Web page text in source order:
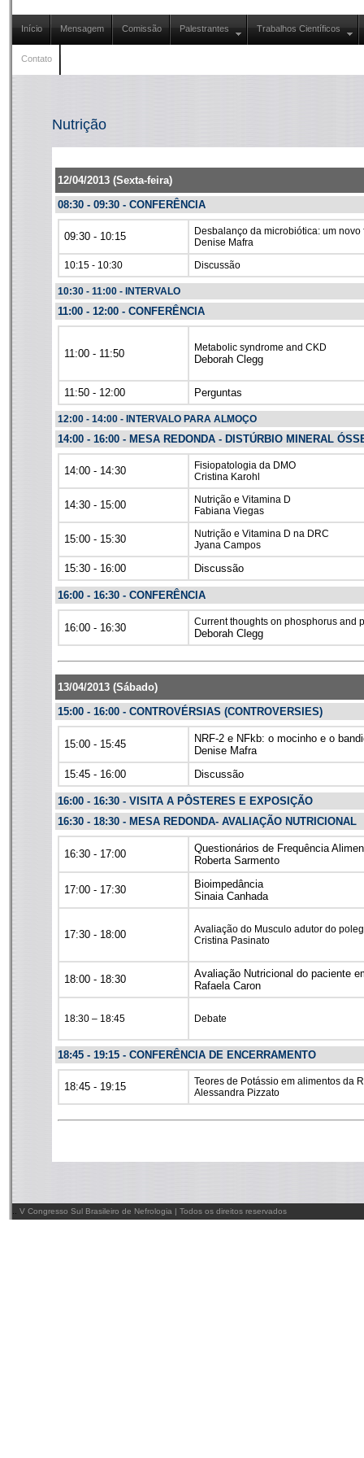
Início Mensagem Comissão Palestrantes Trabalhos Científicos
Contato
Nutrição
12/04/2013 (Sexta-feira)
08:30 - 09:30 - CONFERÊNCIA
09:30 - 10:15
Desbalanço da microbiótica: um
Denise Mafra
10:15 - 10:30
Discussão
10:30 - 11:00 - INTERVALO
11:00 - 12:00 - CONFERÊNCIA
11:00- 11:50 Metabolic syndrome and CKD
Deborah Clegg
11:50- 12:00 Perguntas
12:00 - 14:00 - INTERVALO PARA ALMOÇO
14:00 - 16:00 - MESA REDONDA - DISTÚRBIO MINERAL
14:00 - 14:30
Fisiopatologia da DMO
Cristina Karohl
14:30 - 15:00
Nutrição e Vitamina D
Fabiana Viegas
15:00 - 15:30
Nutrição e Vitamina D na DRC
Jyana Campos
15:30 - 16:00 Discussão
16:00 - 16:30 - CONFERÊNCIA
16:00 - 16:30 Current thoughts on phosphorus and
Deborah Clegg
13/04/2013 (Sábado)
15:00 - 16:00 - CONTROVÉRSIAS (CONTROVERSIES)
15:00 - 15:45
NRF-2 e NFkb: o mocinho e o
Denise Mafra
15:45 - 16:00
Discussão
16:00 - 16:30 - VISITA A PÔSTERES E EXPOSIÇÃO
16:30 - 18:30 - MESA REDONDA- AVALIAÇÃO NUTRICIONAL
16:30 - 17:00
Questionários de Frequência
Roberta Sarmento
17:00 - 17:30
Bioimpedância
Sinaia Canhada
17:30 - 18:00
Avaliação do Musculo adutor do
Cristina Pasinato
18:00 - 18:30
Avaliação Nutricional do paciente
Rafaela Caron
18:30 – 18:45 Debate
18:45 - 19:15 - CONFERÊNCIA DE ENCERRAMENTO
18:45 - 19:15
Teores de Potássio em alimentos da
Alessandra Pizzato
V Congresso Sul Brasileiro de Nefrologia | Todos os direitos reservados